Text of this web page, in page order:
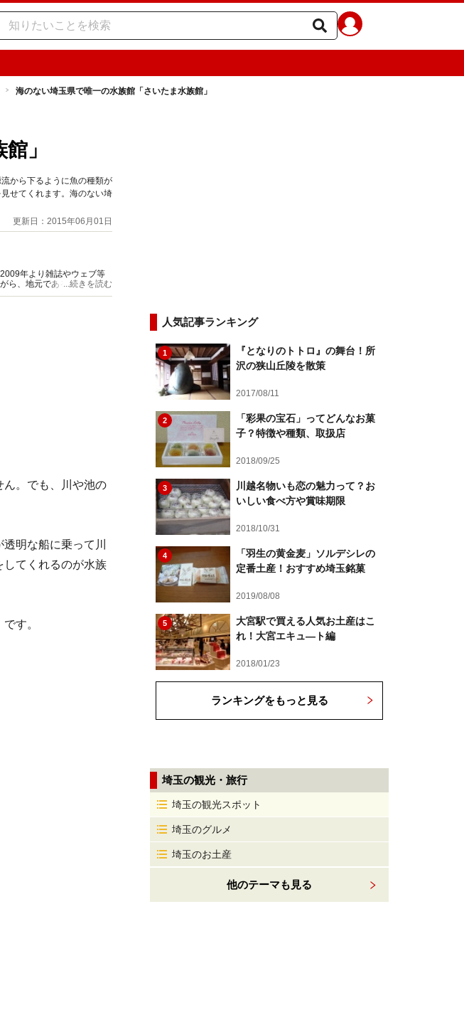
海のない埼玉県で唯一の水族館「さいたま水族館」
」
から下るように魚の種類が
せてくれます。海のない埼
更新日：2015年06月01日
年より雑誌やウェブ等
ら、地元である埼玉の観
...続きを読む
ん。でも、川や池の
明な船に乗って川
してくれるのが水族
す。
人気記事ランキング
1
『となりのトトロ』の舞台！所
沢の狭山丘陵を散策
2017/08/11
2
「彩果の宝石」ってどんなお菓
子？特徴や種類、取扱店
2018/09/25
3
川越名物いも恋の魅力って？お
いしい食べ方や賞味期限
2018/10/31
4
「羽生の黄金麦」ソルデシレの
定番土産！おすすめ埼玉銘菓
2019/08/08
5
大宮駅で買える人気お土産はこ
れ！大宮エキュ―ト編
2018/01/23
ランキングをもっと見る
埼玉の観光・旅行
埼玉の観光スポット
埼玉のグルメ
埼玉のお土産
他のテーマも見る